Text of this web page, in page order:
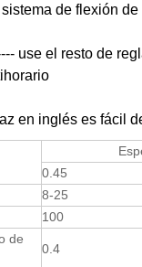
de flexión
use el resto de
en inglés es fácil
Espesor
0.45
8-25
100
de
0.4